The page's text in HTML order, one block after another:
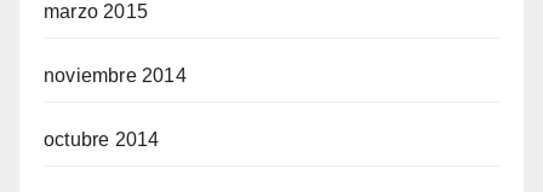
marzo 2015
noviembre 2014
octubre 2014